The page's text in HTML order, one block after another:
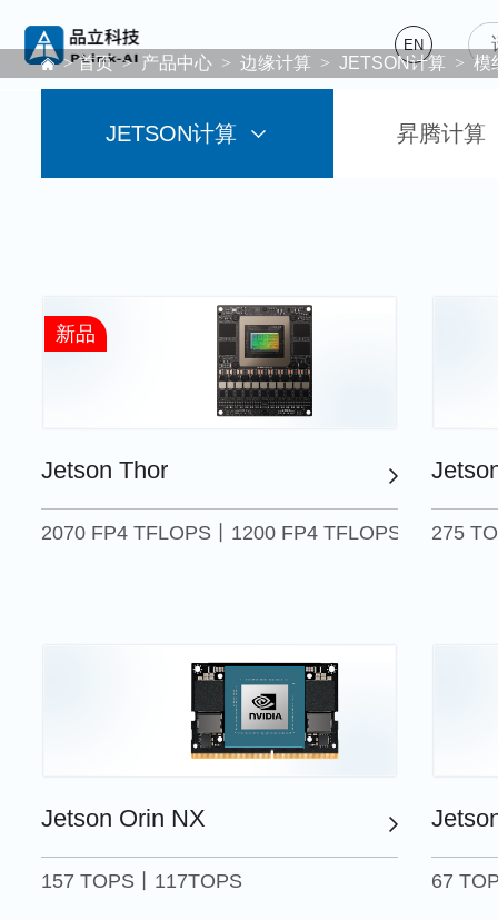
EN
>首页> 产品中心 >边缘计算 >JETSON计算 >模
JETSON计算 昇腾计算
新品
Jetson Thor
2070 FP4 TFLOPS丨1200 FP4 TFLOPS 275
Jetson Orin NX
157 TOPS丨117TOPS 67